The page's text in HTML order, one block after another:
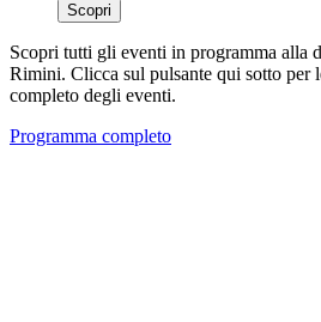
Scopri
Scopri tutti gli eventi in programma alla
Rimini. Clicca sul pulsante qui sotto per
completo degli eventi.
Programma completo